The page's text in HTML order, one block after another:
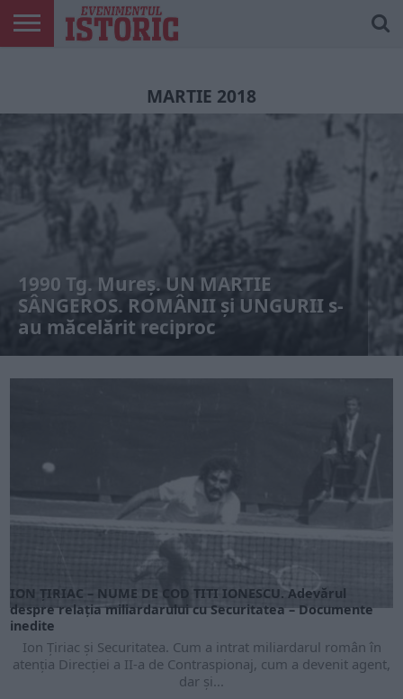
MARTIE 2018
1990 Tg. Mureș. UN MARTIE
SÂNGEROS. ROMÂNII și UNGURII s-
au măcelărit reciproc
ION ȚIRIAC – NUME DE COD TITI IONESCU. Adevărul
despre relația miliardarului cu Securitatea – Documente
inedite
Ion Țiriac și Securitatea. Cum a intrat miliardarul român în
atenția Direcției a II-a de Contraspionaj, cum a devenit agent,
dar și...